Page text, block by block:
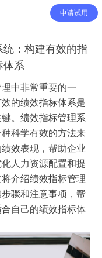
申请试用
：构建有效的指
体系
中非常重要的一
的绩效指标体系是
。绩效指标管理系
科学有效的方法来
效表现，帮助企业
人力资源配置和提
介绍绩效指标管理
骤和注意事项，帮
自己的绩效指标体